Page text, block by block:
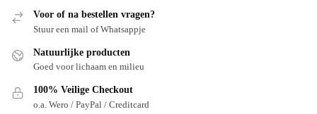
Voor of na bestellen vragen?
Stuur een mail of Whatsappje
Natuurlijke producten
Goed voor lichaam en milieu
100% Veilige Checkout
o.a. Wero / PayPal / Creditcard